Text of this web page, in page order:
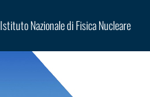
Istituto Nazionale di Fisica Nucleare